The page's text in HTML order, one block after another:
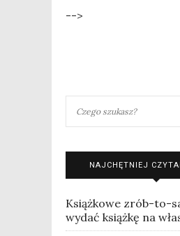
-->
NAJCHĘTNIEJ
Książkowe zrób-to-
wydać książkę na